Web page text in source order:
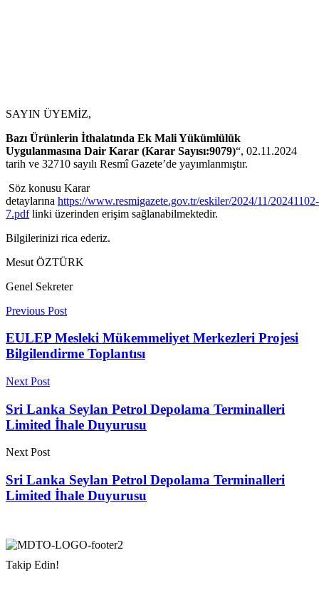
SAYIN ÜYEMİZ,
Bazı Ürünlerin İthalatında Ek Mali Yükümlülük
Uygulanmasına Dair Karar (Karar Sayısı:9079)“, 02.11.2024
tarih ve 32710 sayılı Resmî Gazete’de yayımlanmıştır.
Söz konusu Karar
detaylarına https://www.resmigazete.gov.tr/eskiler/2024/11/20241102-
7.pdflinki üzerinden erişim sağlanabilmektedir.
Bilgilerinizi rica ederiz.
Mesut ÖZTÜRK
Genel Sekreter
Previous Post
EULEP Mesleki Mükemmeliyet Merkezleri Projesi
Bilgilendirme Toplantısı
Next Post
Sri Lanka Seylan Petrol Depolama Terminalleri
Limited İhale Duyurusu
Next Post
Sri Lanka Seylan Petrol Depolama Terminalleri
Limited İhale Duyurusu
Takip Edin!